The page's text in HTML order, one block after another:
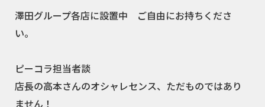
澤田グループ各店に設置中 ご自由にお持ちくださ
い。
ピーコラ担当者談
店長の高本さんのオシャレセンス、ただものではあり
ません！